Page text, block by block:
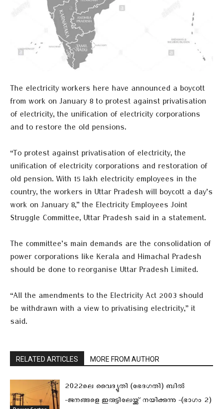
The electricity workers here have announced a boycott
from work on January 8 to protest against privatisation
of electricity, the unification of electricity corporations
and to restore the old pensions.
“To protest against privatisation of electricity, the
unification of electricity corporations and restoration of
old pension. With 15 lakh electricity employees in the
country, the workers in Uttar Pradesh will boycott a day’s
work on January 8,” the Electricity Employees Joint
Struggle Committee, Uttar Pradesh said in a statement.
The committee’s main demands are the consolidation of
power corporations like Kerala and Himachal Pradesh
should be done to reorganise Uttar Pradesh Limited.
“All the amendments to the Electricity Act 2003 should
be withdrawn with a view to privatising electricity,” it
said.
RELATED ARTICLES MORE FROM AUTHOR
2022ലെ വൈദ്യുതി (ഭേദഗതി) ബിൽ
-ജനങ്ങളെ ഇരുട്ടിലേയ്ക്ക് നയിക്കുന്നു -(ഭാഗം 2)